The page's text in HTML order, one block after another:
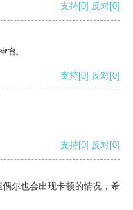
支持[0] 反对[0]
。
支持[0] 反对[0]
支持[0] 反对[0]
尔也会出现卡顿的情况，希